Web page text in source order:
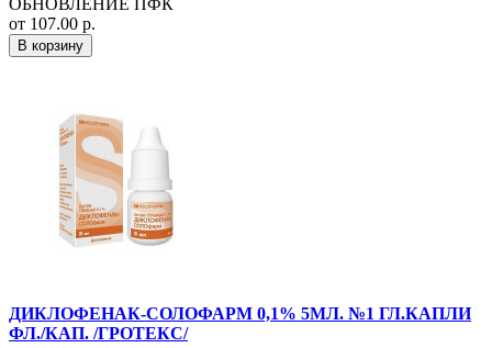
ОБНОВЛЕНИЕ ПФК
от 107.00 р.
В корзину
ДИКЛОФЕНАК-СОЛОФАРМ 0,1% 5МЛ. №1 ГЛ.КАПЛИ
ФЛ./КАП. /ГРОТЕКС/